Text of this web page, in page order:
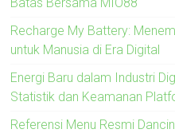
Recharge My Battery:
untuk Manusia di Era Digital
Energi Baru dalam Industri
Statistik dan Keamanan
Referensi Menu Resmi